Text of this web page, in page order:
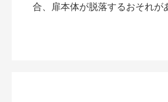
合、扉本体が脱落するおそれが